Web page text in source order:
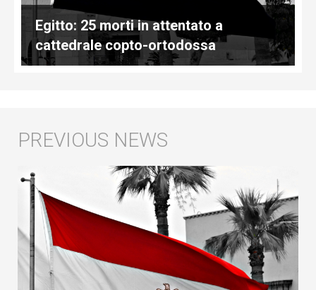
Egitto: 25 morti in attentato a
cattedrale copto-ortodossa